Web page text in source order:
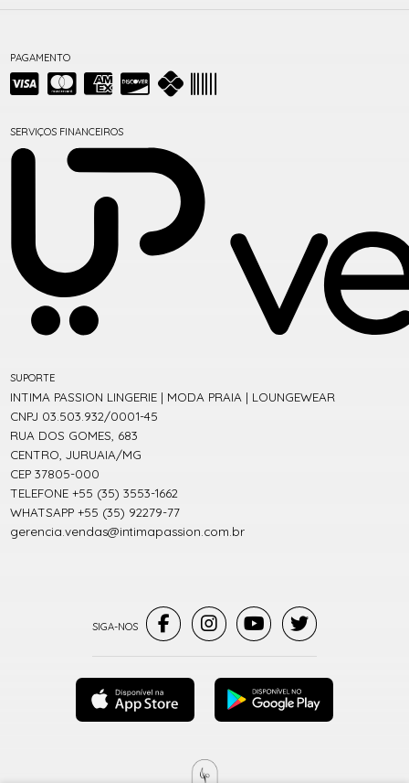
PAGAMENTO
SERVIÇOS FINANCEIROS
SUPORTE
INTIMA PASSION LINGERIE | MODA PRAIA | LOUNGEWEAR
CNPJ 03.503.932/0001-45
RUA DOS GOMES, 683
CENTRO, JURUAIA/MG
CEP 37805-000
TELEFONE +55 (35) 3553-1662
WHATSAPP +55 (35) 92279-77
gerencia.vendas@intimapassion.com.br